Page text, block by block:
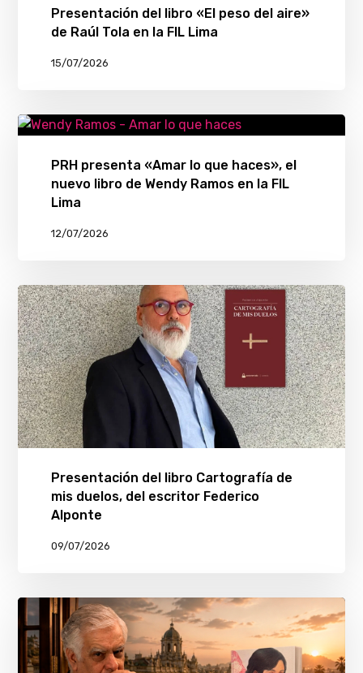
Presentación del libro «El peso del aire»
de Raúl Tola en la FIL Lima
15/07/2026
PRH presenta «Amar lo que haces», el
nuevo libro de Wendy Ramos en la FIL
Lima
12/07/2026
Presentación del libro Cartografía de
mis duelos, del escritor Federico
Alponte
09/07/2026